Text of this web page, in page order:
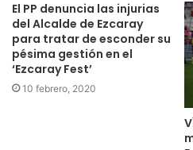
El primero del CDC para
https://twitter.com/actualidadrb/
784?s=21
https://twitter.com/
El PP denuncia las injurias
del Alcalde de Ezcaray
para tratar de esconder su
pésima gestión en el
‘Ezcaray Fest’
10 febrero, 2020